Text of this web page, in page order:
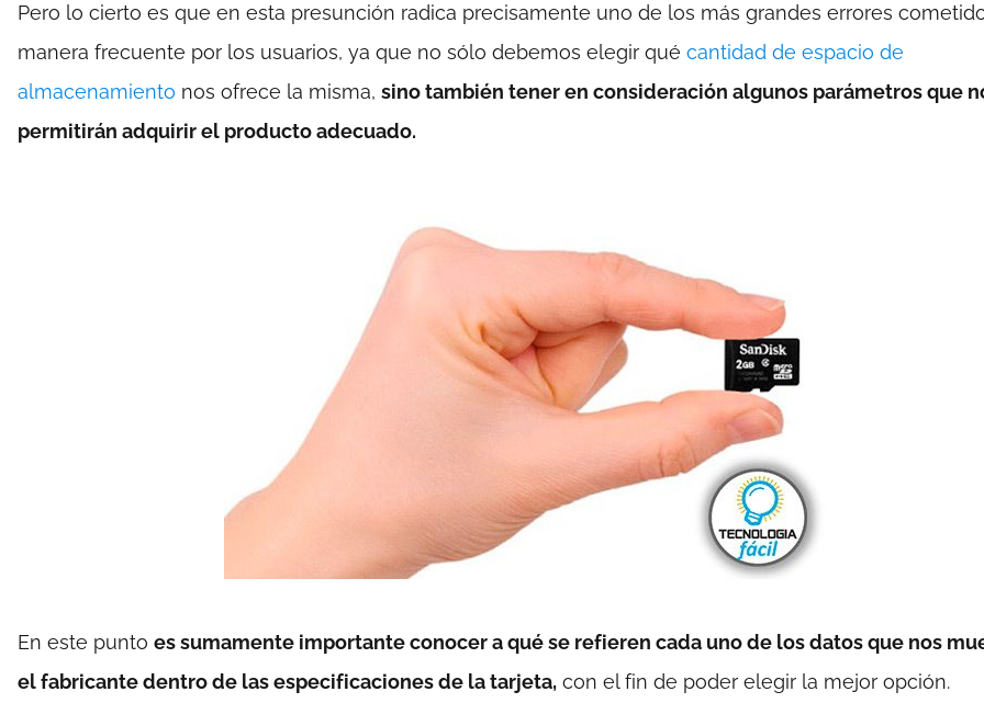
Pero lo cierto es que en esta presunción radica precisamente uno de los más grandes errores
manera frecuente por los usuarios, ya que no sólo debemos elegir qué cantidad de espacio de
almacenamiento nos ofrece la misma, sino también tener en consideración algunos parámetros que
permitirán adquirir el producto adecuado.
En este punto es sumamente importante conocer a qué se refieren cada uno de los datos que nos
el fabricante dentro de las especificaciones de la tarjeta, con el fin de poder elegir la mejor opción.